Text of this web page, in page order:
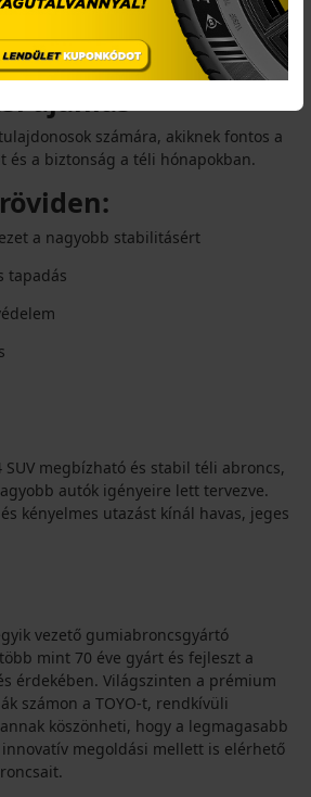
futófelületét úgy alakították ki, hogy
vibrációkat, így a nagyobb járművekben
utazást biztosítson.
számára, akiknek fontos a
és a biztonság a téli hónapokban.
a nagyobb stabilitásért
tapadás
SUV megbízható és stabil téli abroncs,
autók igényeire lett tervezve.
kényelmes utazást kínál havas, jeges
vezető gumiabroncsgyártó
mint 70 éve gyárt és fejleszt a
érdekében. Világszinten a prémium
számon a TOYO-t, rendkívüli
köszönheti, hogy a legmagasabb
megoldási mellett is elérhető